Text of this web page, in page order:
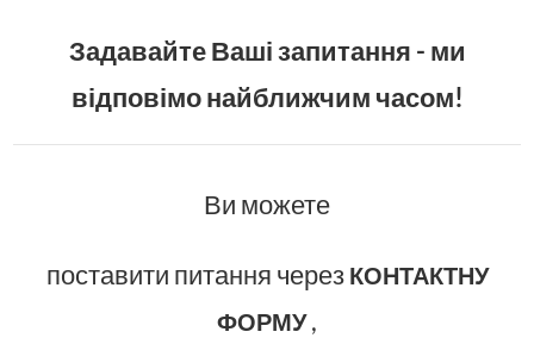
Задавайте Ваші запитання - ми
відповімо найближчим часом!
Ви можете
поставити питання через КОНТАКТНУ
ФОРМУ,